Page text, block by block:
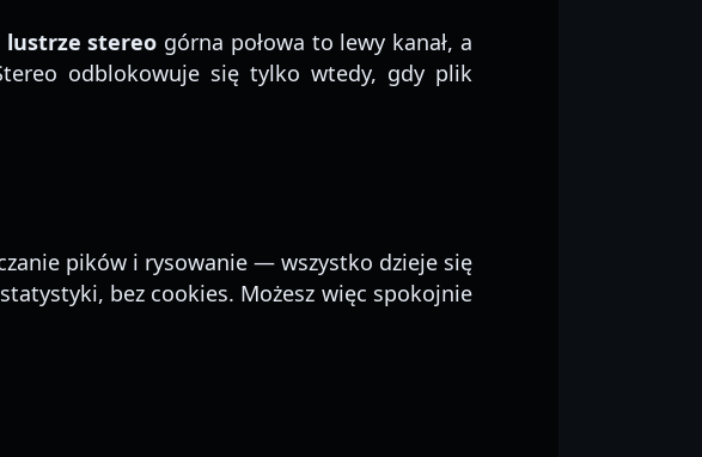
lustrze stereo górna połowa to lewy kanał, a
odblokowuje się tylko wtedy, gdy plik
pików i rysowanie — wszystko dzieje się
bez cookies. Możesz więc spokojnie